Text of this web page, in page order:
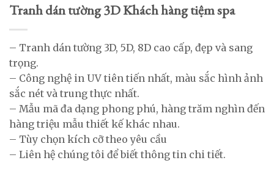
Tranh dán tường 3D Khách hàng tiệm spa
– Tranh dán tường 3D, 5D, 8D cao cấp, đẹp và sang
trọng.
– Công nghệ in UV tiên tiến nhất, màu sắc hình ảnh
sắc nét và trung thực nhất.
– Mẫu mã đa dạng phong phú, hàng trăm nghìn đến
hàng triệu mẫu thiết kế khác nhau.
– Tùy chọn kích cỡ theo yêu cầu
– Liên hệ chúng tôi để biết thông tin chi tiết.